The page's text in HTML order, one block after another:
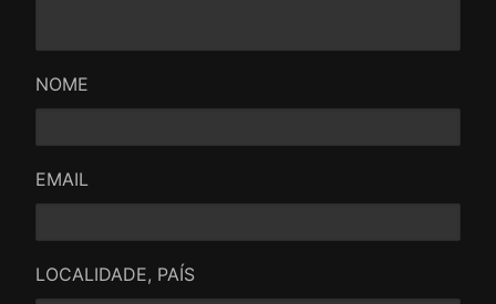
NOME
EMAIL
LOCALIDADE, PAÍS